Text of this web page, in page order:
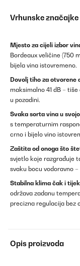
Vrhunske značajke
Mjesto za cijeli izbor
Bordeaux veličine (750
bijela vina istovremeno.
Dovolj tiho za otvorene
maksimalno 41 dB –
u pozadini.
Svaka sorta vina u
s temperaturnim
crno i bijelo vino
Zaštita od onoga što
svjetlo koje razgrađuje
svaku bocu vodoravno
Stabilna klima čak i
održava zadanu
precizna regulacija bez
Opis proizvoda